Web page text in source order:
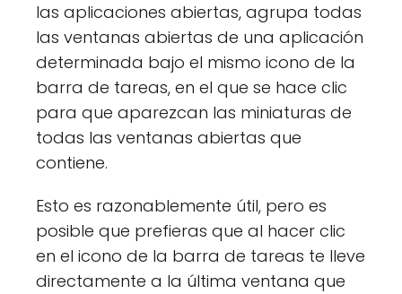
las aplicaciones abiertas, agrupa todas
las ventanas abiertas de una aplicación
determinada bajo el mismo icono de la
barra de tareas, en el que se hace clic
para que aparezcan las miniaturas de
todas las ventanas abiertas que
contiene.
Esto es razonablemente útil, pero es
posible que prefieras que al hacer clic
en el icono de la barra de tareas te lleve
directamente a la última ventana que